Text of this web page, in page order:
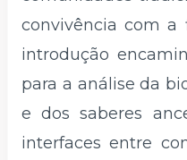
convivência com a
introdução
para a análise da
e dos saberes
interfaces entre